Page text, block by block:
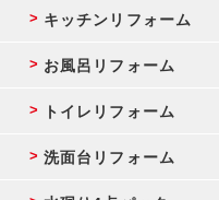
キッチンリフォーム
お風呂リフォーム
トイレリフォーム
洗面台リフォーム